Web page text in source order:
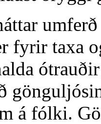
fyrir taxa
á fólki.